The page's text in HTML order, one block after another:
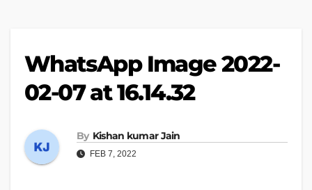
WhatsApp Image 2022-
02-07 at 16.14.32
By Kishan kumar Jain
FEB 7, 2022